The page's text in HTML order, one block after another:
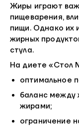
Жиры играют
пищеварения,
пищи. Однако их
жирных
стула.
На диете «Стол
оптимальное
баланс между
жирами;
ограничение